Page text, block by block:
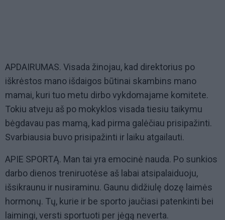
APDAIRUMAS. Visada žinojau, kad direktorius po
iškrėstos mano išdaigos būtinai skambins mano
mamai, kuri tuo metu dirbo vykdomajame komitete.
Tokiu atveju aš po mokyklos visada tiesiu taikymu
bėgdavau pas mamą, kad pirma galėčiau prisipažinti.
Svarbiausia buvo prisipažinti ir laiku atgailauti.
APIE SPORTĄ. Man tai yra emocinė nauda. Po sunkios
darbo dienos treniruotėse aš labai atsipalaiduoju,
išsikraunu ir nusiraminu. Gaunu didžiulę dozę laimės
hormonų. Tų, kurie ir be sporto jaučiasi patenkinti bei
laimingi, versti sportuoti per jėgą neverta.